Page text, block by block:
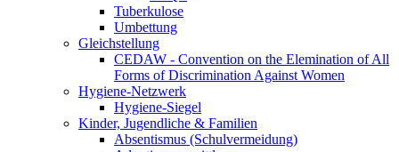
Tuberkulose
Umbettung
Gleichstellung
CEDAW - Convention on the Elemination of All
Forms of Discrimination Against Women
Hygiene-Netzwerk
Hygiene-Siegel
Kinder, Jugendliche & Familien
Absentismus (Schulvermeidung)